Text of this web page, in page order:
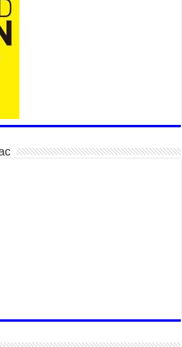
03 минут
тойронд
58 минут
шагайн харваа
харваагаар
52 минут
хүчит бөхийн
ӨДӨРТ ЗОРИУЛСАН
47 минут